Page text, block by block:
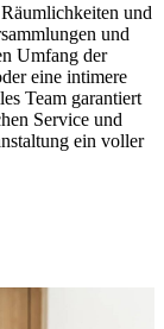
und
und
Umfang der
eine intimere
Team garantiert
Service und
ein voller